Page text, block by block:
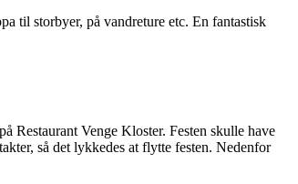
til storbyer, på vandreture etc. En fantastisk
Restaurant Venge Kloster. Festen skulle have
så det lykkedes at flytte festen. Nedenfor